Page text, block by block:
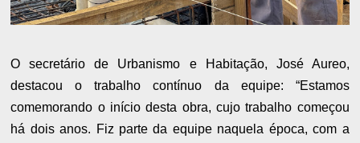
O secretário de Urbanismo e Habitação, José Aureo,
destacou o trabalho contínuo da equipe: “Estamos
comemorando o início desta obra, cujo trabalho começou
há dois anos. Fiz parte da equipe naquela época, com a